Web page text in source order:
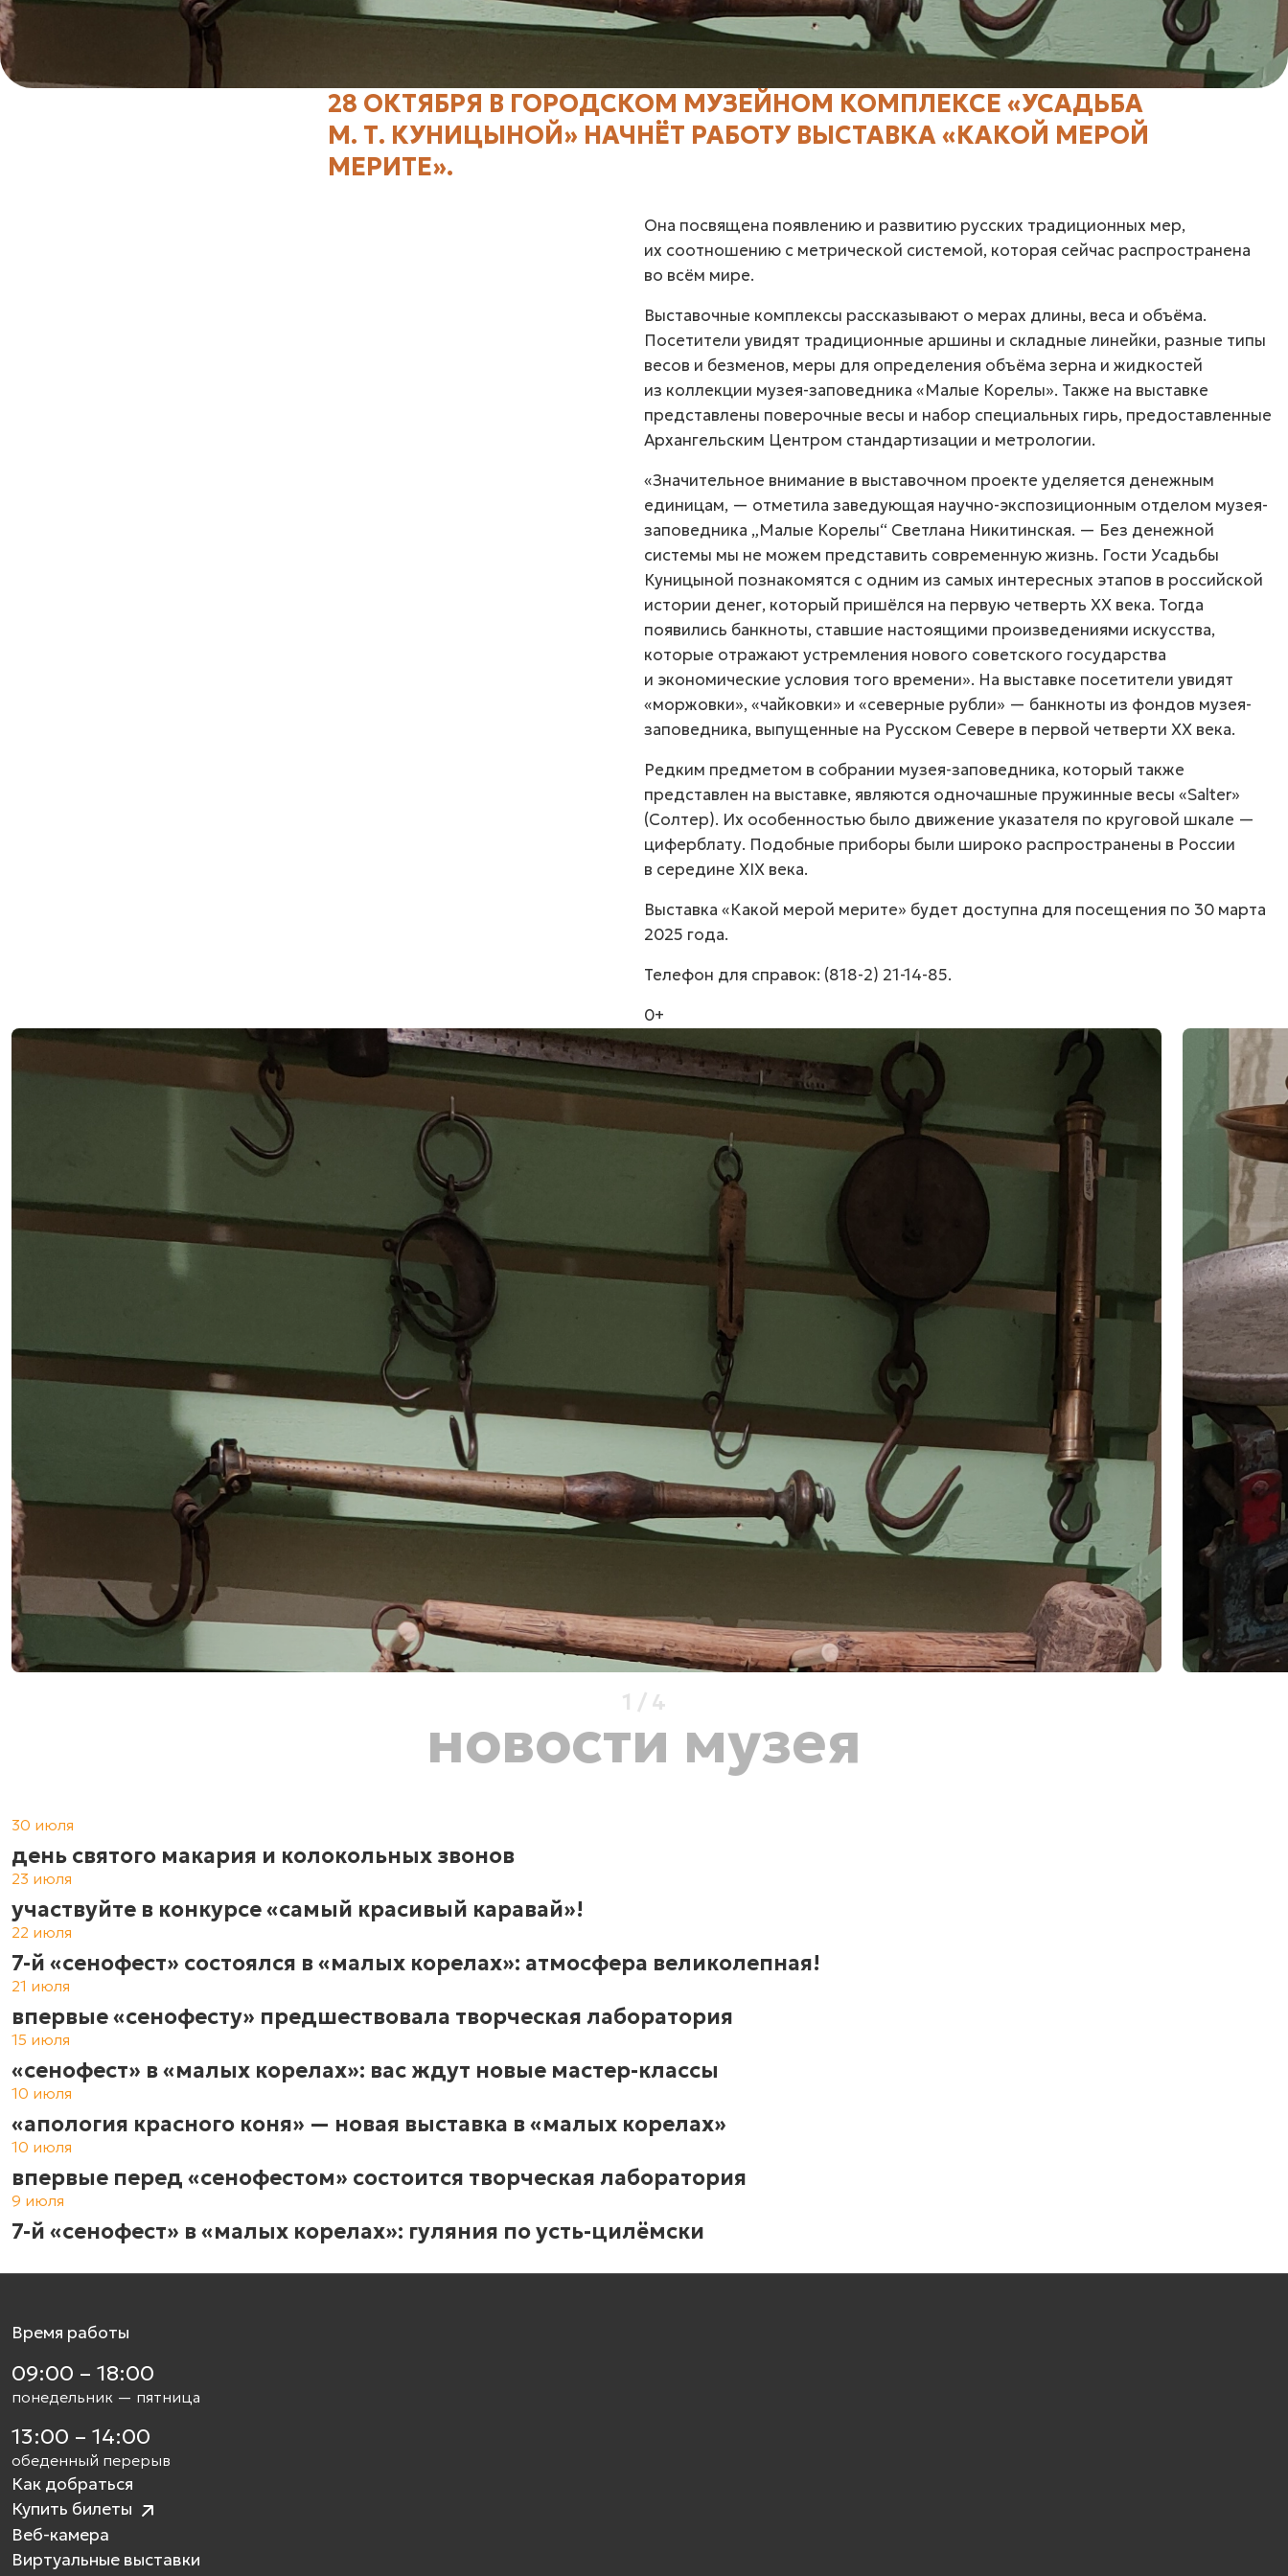
28 ОКТЯБРЯ В ГОРОДСКОМ МУЗЕЙНОМ КОМПЛЕКСЕ «УСАДЬБА
М. Т. КУНИЦЫНОЙ» НАЧНЁТ РАБОТУ ВЫСТАВКА «КАКОЙ МЕРОЙ
МЕРИТЕ».
Она посвящена появлению и развитию русских традиционных мер,
их соотношению с метрической системой, которая сейчас распространена
во всём мире.
Выставочные комплексы рассказывают о мерах длины, веса и объёма.
Посетители увидят традиционные аршины и складные линейки, разные типы
весов и безменов, меры для определения объёма зерна и жидкостей
из коллекции музея-заповедника «Малые Корелы». Также на выставке
представлены поверочные весы и набор специальных гирь, предоставленные
Архангельским Центром стандартизации и метрологии.
«Значительное внимание в выставочном проекте уделяется денежным
единицам, — отметила заведующая научно-экспозиционным отделом музея-
заповедника „Малые Корелы“ Светлана Никитинская. — Без денежной
системы мы не можем представить современную жизнь. Гости Усадьбы
Куницыной познакомятся с одним из самых интересных этапов в российской
истории денег, который пришёлся на первую четверть ХХ века. Тогда
появились банкноты, ставшие настоящими произведениями искусства,
которые отражают устремления нового советского государства
и экономические условия того времени». На выставке посетители увидят
«моржовки», «чайковки» и «северные рубли» — банкноты из фондов музея-
заповедника, выпущенные на Русском Севере в первой четверти XX века.
Редким предметом в собрании музея-заповедника, который также
представлен на выставке, являются одночашные пружинные весы «Salter»
(Солтер). Их особенностью было движение указателя по круговой шкале —
циферблату. Подобные приборы были широко распространены в России
в середине XIX века.
Выставка «Какой мерой мерите» будет доступна для посещения по 30 марта
2025 года.
Телефон для справок: (818-2) 21-14-85.
0+
1 / 4
новости музея
30 июля
день святого макария и колокольных звонов
23 июля
участвуйте в конкурсе «самый красивый каравай»!
22 июля
7-й «сенофест» состоялся в «ма­лых ко­ре­лах»: атмос­фе­ра ве­ли­ко­леп­ная!
21 июля
впервые «сенофесту» предшествовала творческая лаборатория
15 июля
«сенофест» в «малых корелах»: вас ждут новые мастер-классы
10 июля
«апология красного коня» — новая выставка в «малых корелах»
10 июля
впервые перед «сенофестом» состоится творческая лаборатория
9 июля
7-й «сенофест» в «малых корелах»: гуляния по усть-цилёмски
Время работы
09:00 – 18:00
понедельник — пятница
13:00 – 14:00
обеденный перерыв
Как добраться
Купить билеты
Веб-камера
Виртуальные выставки